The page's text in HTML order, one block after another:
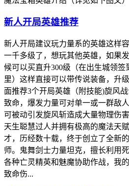
新人开局英雄推荐
新人开局建议玩力量系的英雄这样
一千多级了，想玩其他英雄，如果
候可以买直升300级（在出生城领签
里）这样直接可以带传说装备，升
面推荐3个开局英雄（附技能)旋风
致命，爆发力量可对单一或一群敌
可被动引发旋风斩造成大量物理伤
天生聪慧过人并拥有极高的魔法天
才，历经数十载，终于创立了全新
师。鬼舞剑士力量坦克，擅长利用
各种亡灵精英和魅魔协助作战，我
致命伤...